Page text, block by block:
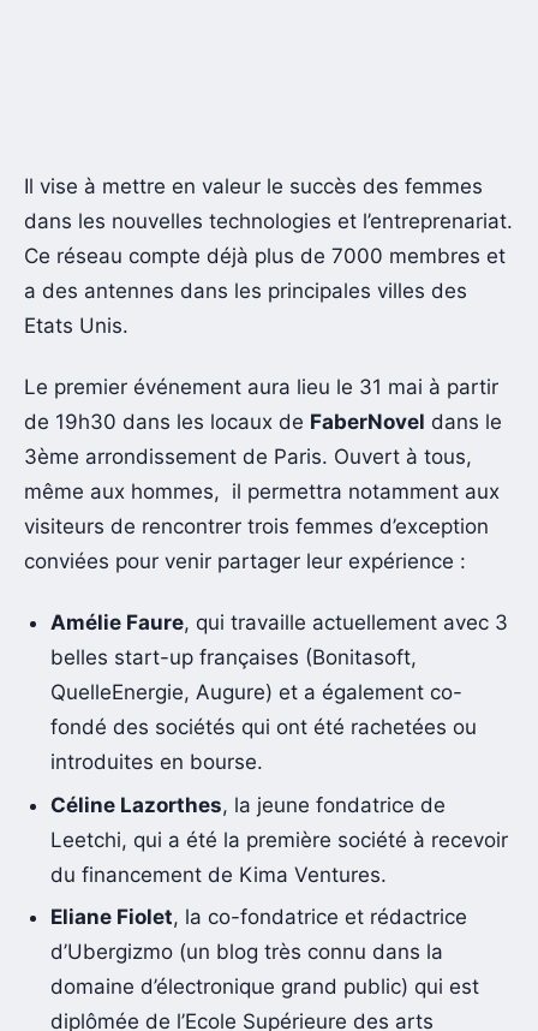
Il vise à mettre en valeur le succès des femmes
dans les nouvelles technologies et l’entreprenariat.
Ce réseau compte déjà plus de 7000 membres et
a des antennes dans les principales villes des
Etats Unis.
Le premier événement aura lieu le 31 mai à partir
de 19h30 dans les locaux de FaberNovel dans le
3ème arrondissement de Paris. Ouvert à tous,
même aux hommes, il permettra notamment aux
visiteurs de rencontrer trois femmes d’exception
conviées pour venir partager leur expérience :
Amélie Faure, qui travaille actuellement avec 3
belles start-up françaises (Bonitasoft,
QuelleEnergie, Augure) et a également co-
fondé des sociétés qui ont été rachetées ou
introduites en bourse.
Céline Lazorthes, la jeune fondatrice de
Leetchi, qui a été la première société à recevoir
du financement de Kima Ventures.
Eliane Fiolet, la co-fondatrice et rédactrice
d’Ubergizmo (un blog très connu dans la
domaine d’électronique grand public) qui est
diplômée de l’Ecole Supérieure des arts